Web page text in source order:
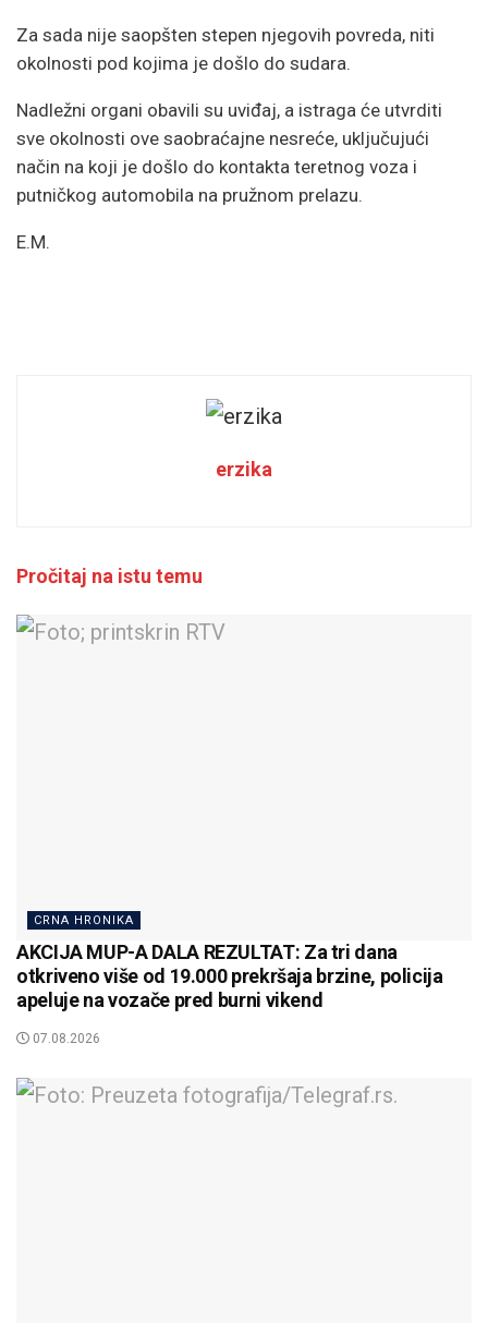
Za sada nije saopšten stepen njegovih povreda, niti
okolnosti pod kojima je došlo do sudara.
Nadležni organi obavili su uviđaj, a istraga će utvrditi
sve okolnosti ove saobraćajne nesreće, uključujući
način na koji je došlo do kontakta teretnog voza i
putničkog automobila na pružnom prelazu.
E.M.
erzika
Pročitaj na istu temu
CRNA HRONIKA
AKCIJA MUP-A DALA REZULTAT: Za tri dana
otkriveno više od 19.000 prekršaja brzine, policija
apeluje na vozače pred burni vikend
07.08.2026